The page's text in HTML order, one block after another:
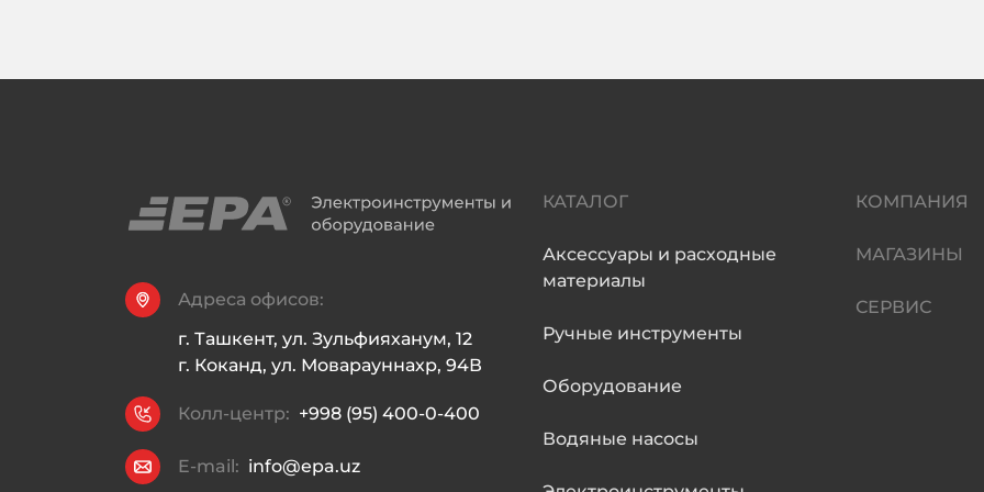
Адреса офисов:
г. Ташкент, ул. Зульфияханум, 12
г. Коканд, ул. Моварауннахр, 94В
Колл-центр: +998 (95) 400-0-400
E-mail: info@epa.uz
КАТАЛОГ
Аксессуары и расходные
материалы
Ручные инструменты
Оборудование
Водяные насосы
КОМПАНИЯ
МАГАЗИНЫ
СЕРВИС